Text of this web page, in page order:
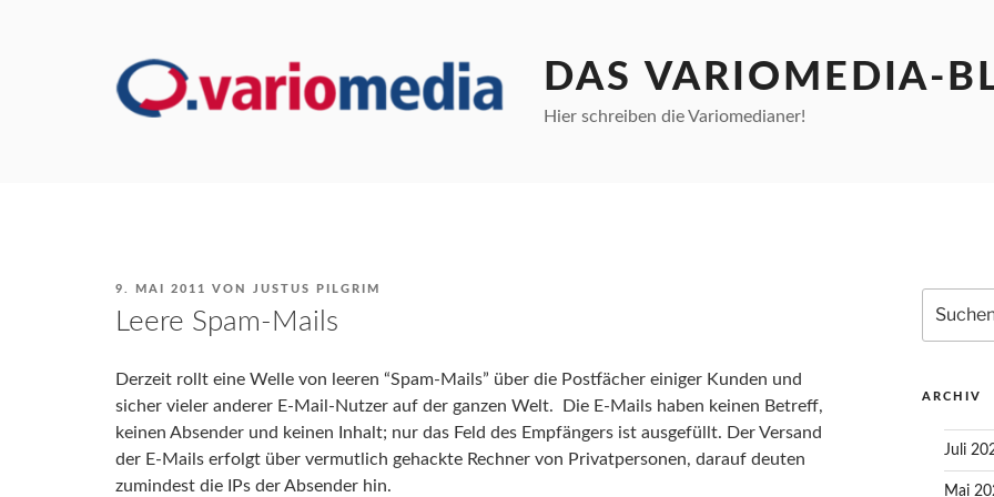
DAS VARIOMEDIA-
Hier schreiben die Variomedianer!
VERÖFFENTLICHT
9. MAI 2011 VON JUSTUS PILGRIM
Leere Spam-Mails
Derzeit rollt eine Welle von leeren “Spam-Mails” über die Postfächer einiger Kunden und
sicher vieler anderer E-Mail-Nutzer auf der ganzen Welt. Die E-Mails haben keinen Betreff,
keinen Absender und keinen Inhalt; nur das Feld des Empfängers ist ausgefüllt. Der Versand
der E-Mails erfolgt über vermutlich gehackte Rechner von Privatpersonen, darauf deuten
zumindest die IPs der Absender hin.
nach:
ARCHIV
Juli
Mai